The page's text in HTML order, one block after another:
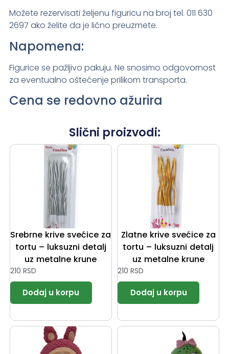
Možete rezervisati željenu figuricu na broj tel. 011 630
2697 ako želite da je lično preuzmete.
Napomena:
Figurice se pažljivo pakuju. Ne snosimo odgovornost
za eventualno oštećenje prilikom transporta.
Cena se redovno ažurira
Slični proizvodi:
Srebrne krive svećice za
tortu – luksuzni detalj
uz metalne krune
210 RSD
Zlatne krive svećice za
tortu – luksuzni detalj
uz metalne krune
210 RSD